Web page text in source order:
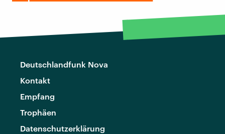
Deutschlandfunk Nova
Kontakt
Empfang
Trophäen
Datenschutzerklärung